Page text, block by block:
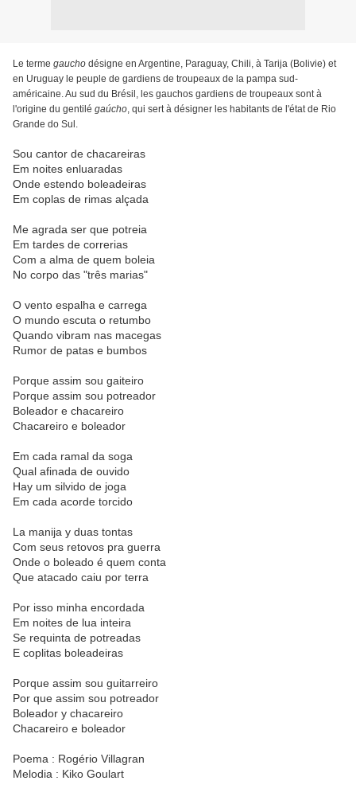
Le terme gaucho désigne en Argentine, Paraguay, Chili, à Tarija (Bolivie) et
en Uruguay le peuple de gardiens de troupeaux de la pampa sud-
américaine. Au sud du Brésil, les gauchos gardiens de troupeaux sont à
l'origine du gentilé gaúcho, qui sert à désigner les habitants de l'état de Rio
Grande do Sul.
Sou cantor de chacareiras
Em noites enluaradas
Onde estendo boleadeiras
Em coplas de rimas alçada
Me agrada ser que potreia
Em tardes de correrias
Com a alma de quem boleia
No corpo das "três marias"
O vento espalha e carrega
O mundo escuta o retumbo
Quando vibram nas macegas
Rumor de patas e bumbos
Porque assim sou gaiteiro
Porque assim sou potreador
Boleador e chacareiro
Chacareiro e boleador
Em cada ramal da soga
Qual afinada de ouvido
Hay um silvido de joga
Em cada acorde torcido
La manija y duas tontas
Com seus retovos pra guerra
Onde o boleado é quem conta
Que atacado caiu por terra
Por isso minha encordada
Em noites de lua inteira
Se requinta de potreadas
E coplitas boleadeiras
Porque assim sou guitarreiro
Por que assim sou potreador
Boleador y chacareiro
Chacareiro e boleador
Poema : Rogério Villagran
Melodia : Kiko Goulart